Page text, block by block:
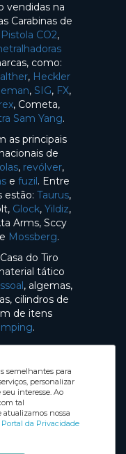
semelhantes para
personalizar
interesse. Ao
tal
nossa
Portal da Privacidade
vendidas na
Carabinas de
Pistola CO2,
como:
, Heckler
, SIG, FX,
, Cometa,
Sam Yang.
as principais
de
, revólver,
e fuzil . Entre
estão: Taurus,
Glock, Yildiz,
Arms, Sccy
e Mossberg.
do Tiro
tático
, algemas,
cilindros de
de itens
.
Redes sociais